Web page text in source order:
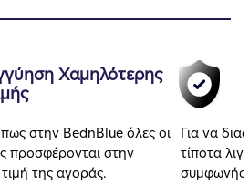
Χαμηλότερης
στην BednBlue όλες οι
προσφέρονται στην
της αγοράς.
Για να
τίποτα